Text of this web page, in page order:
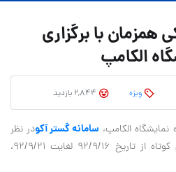
همزمان با برگزاری
الکامپ
وِیژه
نمایشگاه الکامپ، سامانه گستر آکودر نظر
دارد برای خریداران سرویس پیام کوتاه از تاریخ ۹۲/۹/۱۶ لغایت ۹۲/۹/۲۱،